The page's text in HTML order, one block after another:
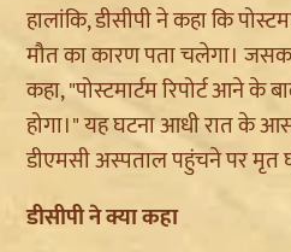
हालांकि, डीसीपी ने कहा कि
मौत का कारण पता चलेगा।
कहा, "पोस्टमार्टम रिपोर्ट आने के
होगा।" यह घटना आधी रात के
डीएमसी अस्पताल पहुंचने पर मृत
डीसीपी ने क्या कहा